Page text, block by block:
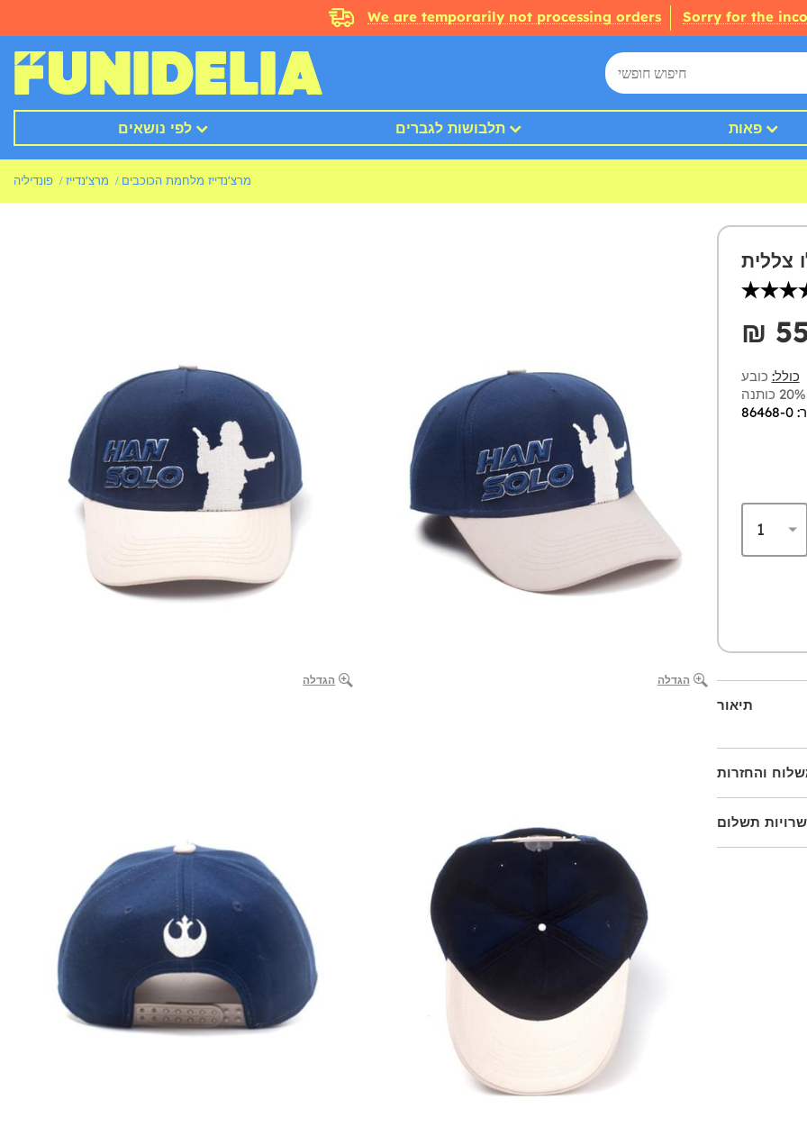
We are temporarily not processing orders Sorry for the
לפי נושאים תלבושות לגברים פאות
פונדיליה מרצ'נדייז מרצ'נדייז מלחמת הכוכבים
הגדלה הגדלה
צללית
₪‎
כולל: כובע
0
תיאור
והחזרות
תשלום